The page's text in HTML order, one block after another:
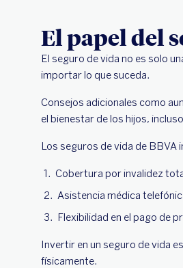
El papel del
El seguro de vida no es solo
importar lo que suceda.
Consejos adicionales como
el bienestar de los hijos,
Los seguros de vida de BBVA
Cobertura por invalidez
Asistencia médica
Flexibilidad en el pago de
Invertir en un seguro de vida
físicamente.